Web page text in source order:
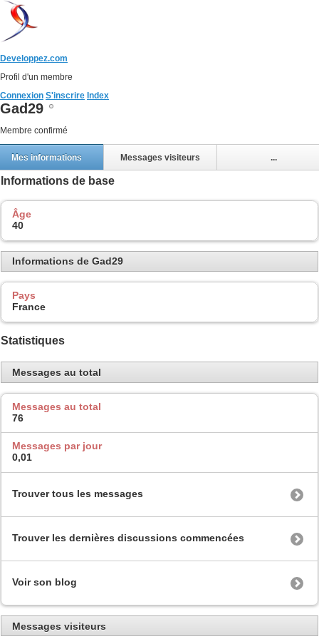
Developpez.com
Profil d'un membre
Connexion S'inscrire Index
Gad29
Membre confirmé
Mes informations Messages visiteurs ...
Informations de base
Âge
40
Informations de Gad29
Pays
France
Statistiques
Messages au total
Messages au total
76
Messages par jour
0,01
Trouver tous les messages
Trouver les dernières discussions commencées
Voir son blog
Messages visiteurs